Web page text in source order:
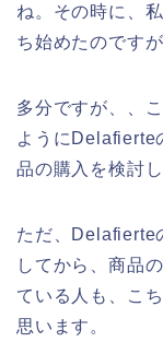
ね。その時に、
ち始めたのですが
多分ですが、、
ようにDelafierte
品の購入を検討
ただ、Delafierte
してから、商品
ている人も、こ
思います。